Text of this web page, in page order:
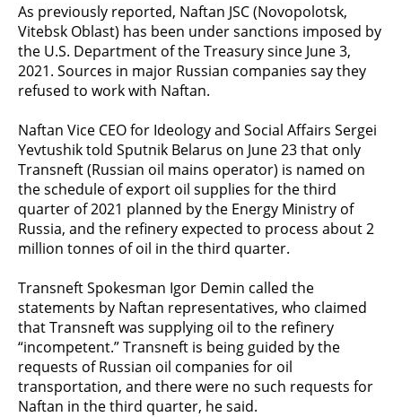
As previously reported, Naftan JSC (Novopolotsk,
Vitebsk Oblast) has been under sanctions imposed by
the U.S. Department of the Treasury since June 3,
2021. Sources in major Russian companies say they
refused to work with Naftan.
Naftan Vice CEO for Ideology and Social Affairs Sergei
Yevtushik told Sputnik Belarus on June 23 that only
Transneft (Russian oil mains operator) is named on
the schedule of export oil supplies for the third
quarter of 2021 planned by the Energy Ministry of
Russia, and the refinery expected to process about 2
million tonnes of oil in the third quarter.
Transneft Spokesman Igor Demin called the
statements by Naftan representatives, who claimed
that Transneft was supplying oil to the refinery
“incompetent.” Transneft is being guided by the
requests of Russian oil companies for oil
transportation, and there were no such requests for
Naftan in the third quarter, he said.